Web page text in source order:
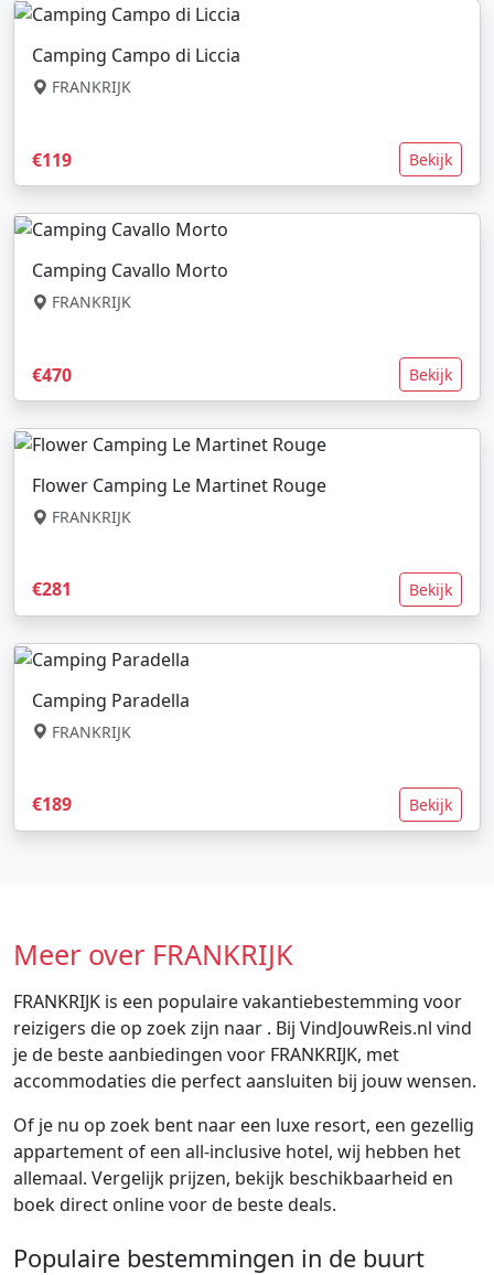
Camping Campo di Liccia
FRANKRIJK
€119 Bekijk
Camping Cavallo Morto
FRANKRIJK
€470 Bekijk
Flower Camping Le Martinet Rouge
FRANKRIJK
€281 Bekijk
Camping Paradella
FRANKRIJK
€189 Bekijk
Meer over FRANKRIJK
FRANKRIJK is een populaire vakantiebestemming voor
reizigers die op zoek zijn naar . Bij VindJouwReis.nl vind
je de beste aanbiedingen voor FRANKRIJK, met
accommodaties die perfect aansluiten bij jouw wensen.
Of je nu op zoek bent naar een luxe resort, een gezellig
appartement of een all-inclusive hotel, wij hebben het
allemaal. Vergelijk prijzen, bekijk beschikbaarheid en
boek direct online voor de beste deals.
Populaire bestemmingen in de buurt